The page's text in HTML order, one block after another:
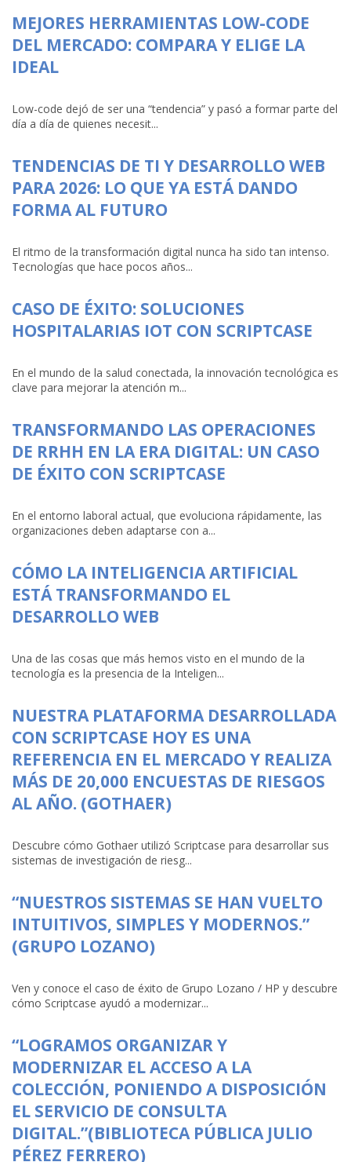
MEJORES HERRAMIENTAS LOW-CODE
DEL MERCADO: COMPARA Y ELIGE LA
IDEAL
Low-code dejó de ser una “tendencia” y pasó a formar parte del
día a día de quienes necesit...
TENDENCIAS DE TI Y DESARROLLO WEB
PARA 2026: LO QUE YA ESTÁ DANDO
FORMA AL FUTURO
El ritmo de la transformación digital nunca ha sido tan intenso.
Tecnologías que hace pocos años...
CASO DE ÉXITO: SOLUCIONES
HOSPITALARIAS IOT CON SCRIPTCASE
En el mundo de la salud conectada, la innovación tecnológica es
clave para mejorar la atención m...
TRANSFORMANDO LAS OPERACIONES
DE RRHH EN LA ERA DIGITAL: UN CASO
DE ÉXITO CON SCRIPTCASE
En el entorno laboral actual, que evoluciona rápidamente, las
organizaciones deben adaptarse con a...
CÓMO LA INTELIGENCIA ARTIFICIAL
ESTÁ TRANSFORMANDO EL
DESARROLLO WEB
Una de las cosas que más hemos visto en el mundo de la
tecnología es la presencia de la Inteligen...
NUESTRA PLATAFORMA DESARROLLADA
CON SCRIPTCASE HOY ES UNA
REFERENCIA EN EL MERCADO Y REALIZA
MÁS DE 20,000 ENCUESTAS DE RIESGOS
AL AÑO. (GOTHAER)
Descubre cómo Gothaer utilizó Scriptcase para desarrollar sus
sistemas de investigación de riesg...
“NUESTROS SISTEMAS SE HAN VUELTO
INTUITIVOS, SIMPLES Y MODERNOS.”
(GRUPO LOZANO)
Ven y conoce el caso de éxito de Grupo Lozano / HP y descubre
cómo Scriptcase ayudó a modernizar...
“LOGRAMOS ORGANIZAR Y
MODERNIZAR EL ACCESO A LA
COLECCIÓN, PONIENDO A DISPOSICIÓN
EL SERVICIO DE CONSULTA
DIGITAL.”(BIBLIOTECA PÚBLICA JULIO
PÉREZ FERRERO)